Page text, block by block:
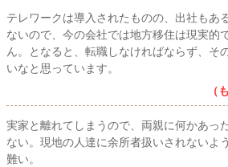
テレワークは導入されたものの、出社もあ
ないので、今の会社では地方移住は現実的
ん。となると、転職しなければならず、そ
いなと思っています。
（
実家と離れてしまうので、両親に何かあっ
ない。現地の人達に余所者扱いされないよ
難い。